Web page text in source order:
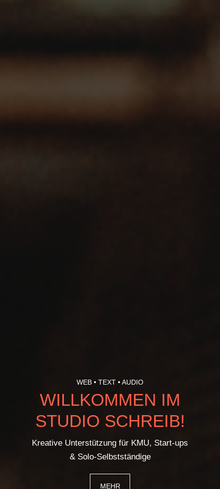
WEB • TEXT • AUDIO
WILLKOMMEN IM
STUDIO SCHREIB!
Kreative Unterstützung für KMU, Start-ups
& Solo-Selbstständige
MEHR